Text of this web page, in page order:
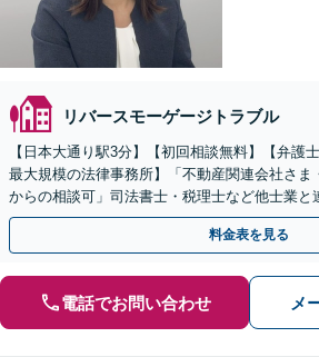
リバースモーゲージトラブル
【日本大通り駅3分】【初回相談無料】【弁護
最大規模の法律事務所】「不動産関連会社さま
からの相談可」司法書士・税理士など他士業と
ワンストップで解決へ導きます【WEB面談対
料金表を見る
電話でお問い合わせ メ